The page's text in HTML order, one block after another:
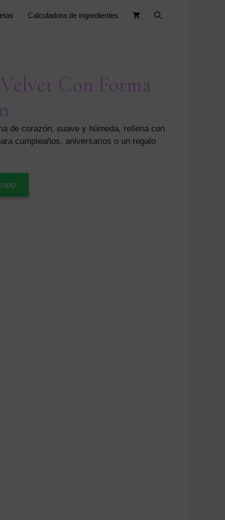
Calculadora de ingredientes
Con Forma
de corazón, suave y húmeda, rellena con
cumpleaños, aniversarios o un regalo